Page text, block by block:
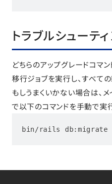
トラブルシューテ
どちらのアップグレードコマ
移行ジョブを実行し、すべて
もしうまくいかない場合は、
で以下のコマンドを手動で実
bin/rails db:migrate